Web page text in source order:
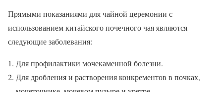
Прямыми показаниями для чайной церемонии с
использованием китайского почечного чая являются
следующие заболевания:
Для профилактики мочекаменной болезни.
Для дробления и растворения конкрементов в почках,